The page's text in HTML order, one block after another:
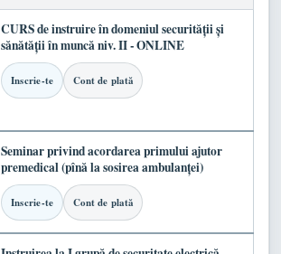
CURS de instruire în domeniul securității și
sănătății în muncă niv. II - ONLINE
Inscrie-te Cont de plată
Seminar privind acordarea primului ajutor
premedical (pînă la sosirea ambulanței)
Inscrie-te Cont de plată